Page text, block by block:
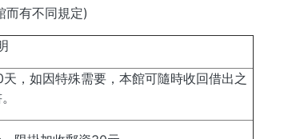
有不同規定)
，如因特殊需要，本館可隨時收回借出之